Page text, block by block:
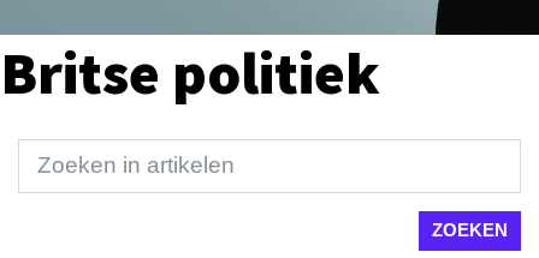
Britse politiek